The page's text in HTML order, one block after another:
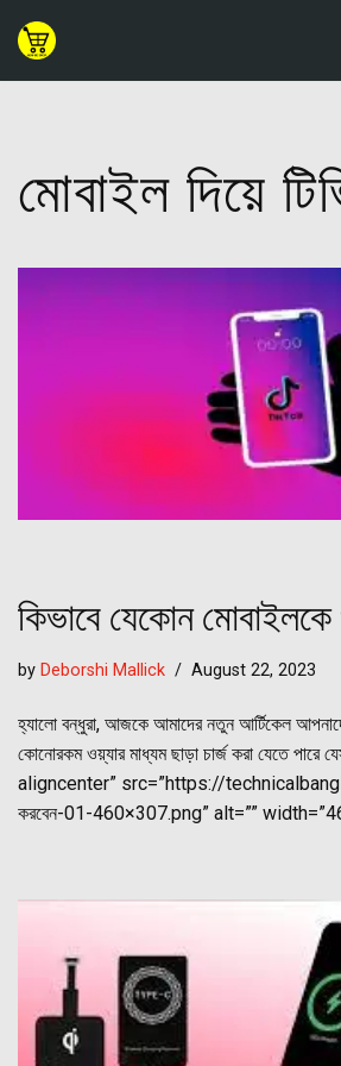
Skip
মোবাইল দিয়ে
কিভাবে যেকোন মোবাইলকে
by Deborshi Mallick August 22, 2023
হ্যালো বন্ধুরা, আজকে আমাদের নতুন আর্টিকেল
কোনোরকম ওয়্যার মাধ্যম ছাড়া চার্জ করা যেতে
aligncenter” src=”https://
করবেন-01-460×307.png” alt=””